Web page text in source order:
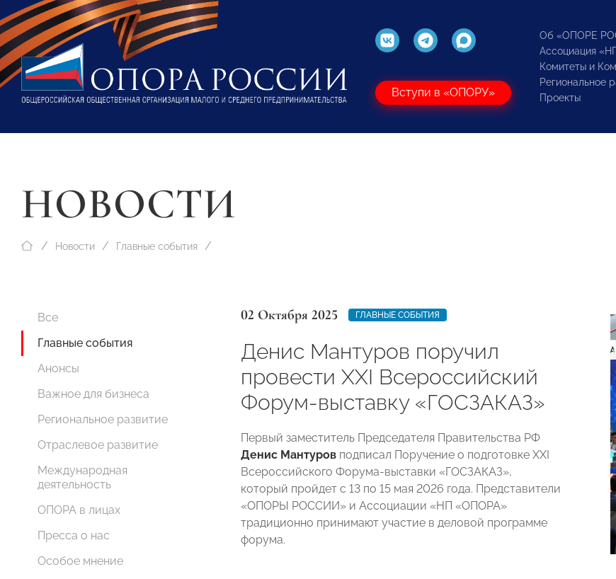
Вступи в «ОПОРУ»
Об «ОПОРЕ
Ассоциация
Комитеты и
Региональное
Проекты
НОВОСТИ
Новости Главные события
Все
Главные события
Анонсы
Важное для бизнеса
Региональное развитие
Отраслевое развитие
Международная
деятельность
ОПОРА в лицах
Пресса о нас
Особое мнение
02 Октября 2025 ГЛАВНЫЕ СОБЫТИЯ
Денис Мантуров поручил
провести XXI Всероссийский
Форум-выставку «ГОСЗАКАЗ»
Первый заместитель Председателя Правительства РФ
Денис Мантуров подписал Поручение о подготовке XXI
Всероссийского Форума-выставки «ГОСЗАКАЗ»,
который пройдет с 13 по 15 мая 2026 года. Представители
«ОПОРЫ РОССИИ» и Ассоциации «НП «ОПОРА»
традиционно принимают участие в деловой программе
форума.